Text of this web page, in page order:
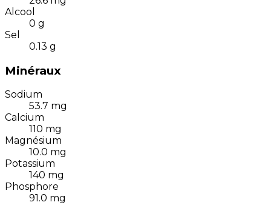
Alcool
0 g
Sel
0.13 g
Minéraux
Sodium
53.7 mg
Calcium
110 mg
Magnésium
10.0 mg
Potassium
140 mg
Phosphore
91.0 mg